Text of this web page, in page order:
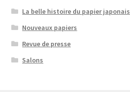
La belle histoire du papier japonais
Nouveaux papiers
Revue de presse
Salons